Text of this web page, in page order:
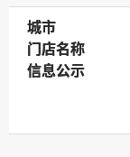
城市
城市
门店名称
门店名称
信息公示
信息公示